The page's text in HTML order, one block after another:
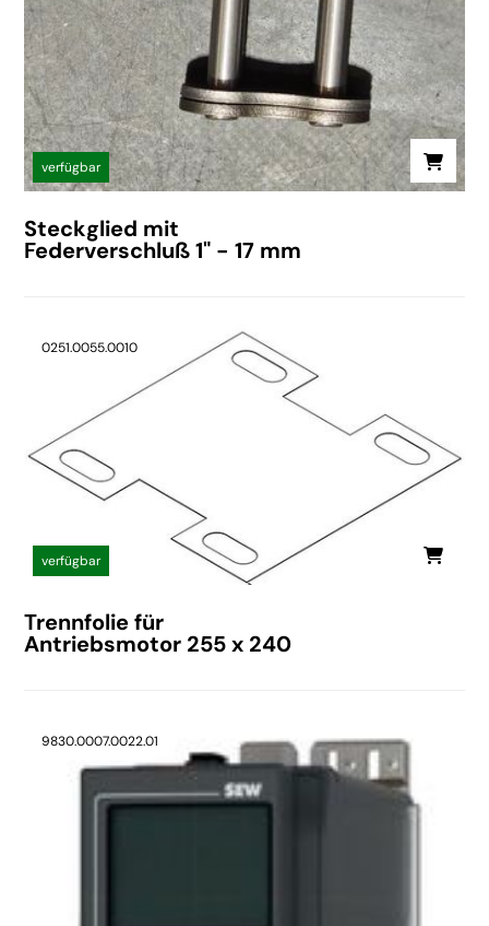
verfügbar
Steckglied mit
Federverschluß 1" - 17 mm
0251.0055.0010
verfügbar
Trennfolie für
Antriebsmotor 255 x 240
9830.0007.0022.01